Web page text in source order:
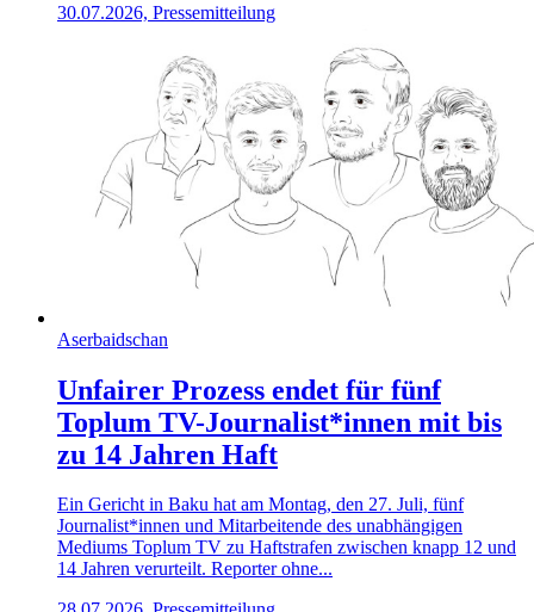
30.07.2026, Pressemitteilung
Aserbaidschan
Unfairer Prozess endet für fünf
Toplum TV-Journalist*innen mit bis
zu 14 Jahren Haft
Ein Gericht in Baku hat am Montag, den 27. Juli, fünf
Journalist*innen und Mitarbeitende des unabhängigen
Mediums Toplum TV zu Haftstrafen zwischen knapp 12 und
14 Jahren verurteilt. Reporter ohne...